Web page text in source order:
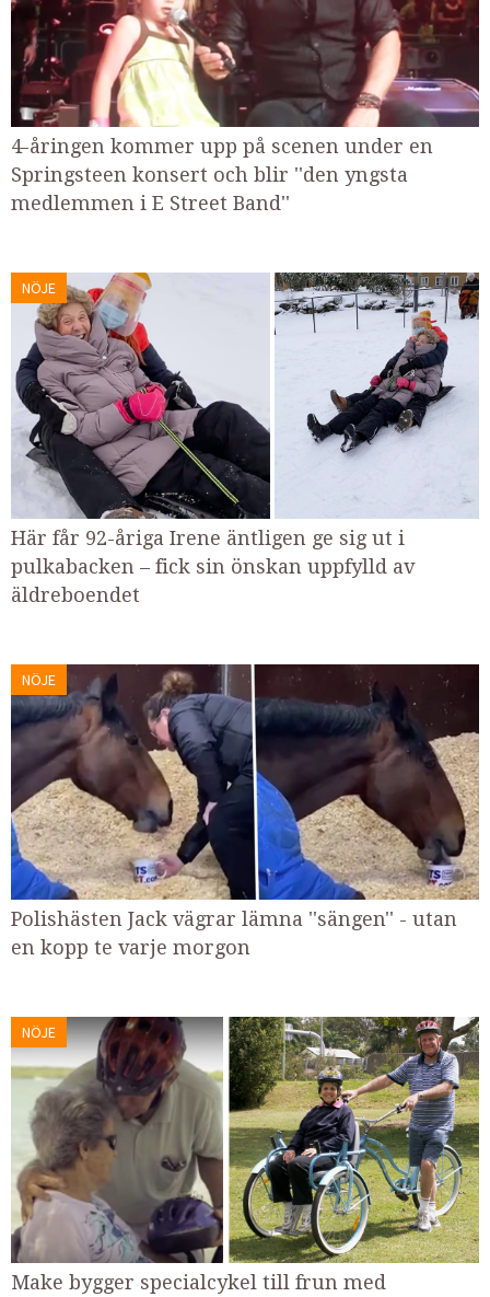
4-åringen kommer upp på scenen under en
Springsteen konsert och blir ''den yngsta
medlemmen i E Street Band''
NÖJE
Här får 92-åriga Irene äntligen ge sig ut i
pulkabacken – fick sin önskan uppfylld av
äldreboendet
NÖJE
Polishästen Jack vägrar lämna ''sängen'' - utan
en kopp te varje morgon
NÖJE
Make bygger specialcykel till frun med